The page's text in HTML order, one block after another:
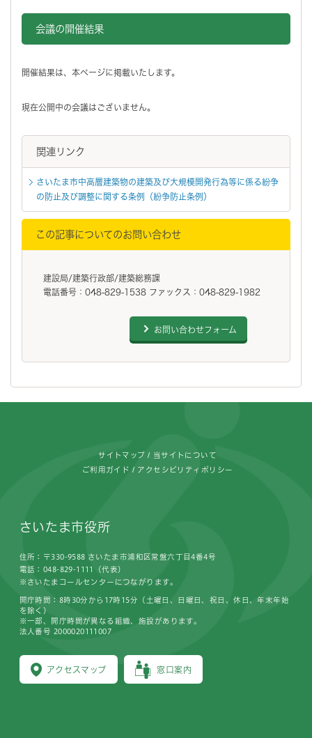
会議の開催結果
開催結果は、本ページに掲載いたします。
現在公開中の会議はございません。
関連リンク
さいたま市中高層建築物の建築及び大規模開発行為等に係る紛争
の防止及び調整に関する条例（紛争防止条例）
この記事についてのお問い合わせ
建設局/建築行政部/建築総務課
電話番号：048-829-1538 ファックス：048-829-1982
お問い合わせフォーム
サイトマップ 当サイトについて
ご利用ガイド アクセシビリティポリシー
さいたま市役所
住所：〒330-9588 さいたま市浦和区常盤六丁目4番4号
電話：048-829-1111（代表）
※さいたまコールセンターにつながります。
アクセスマップ 窓口案内
開庁時間：8時30分から17時15分（土曜日、日曜日、祝日、休日、年末年始
を除く）
※一部、開庁時間が異なる組織、施設があります。
法人番号 2000020111007